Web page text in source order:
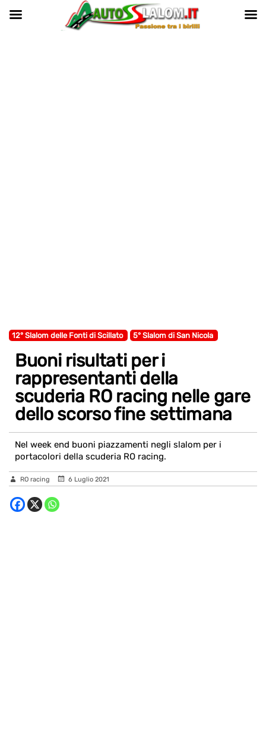
12° Slalom delle Fonti di Scillato 5° Slalom di San Nicola
Buoni risultati per i
rappresentanti della
scuderia RO racing nelle gare
dello scorso fine settimana
Nel week end buoni piazzamenti negli slalom per i
portacolori della scuderia RO racing.
RO racing 6 Luglio 2021